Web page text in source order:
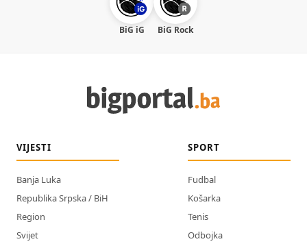
BiG iG BiG Rock
VIJESTI
Banja Luka
Republika Srpska / BiH
Region
Svijet
SPORT
Fudbal
Košarka
Tenis
Odbojka